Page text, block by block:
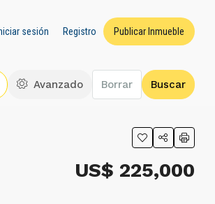
sesión Registro Publicar Inmueble
Avanzado Borrar Buscar
US$ 225,000